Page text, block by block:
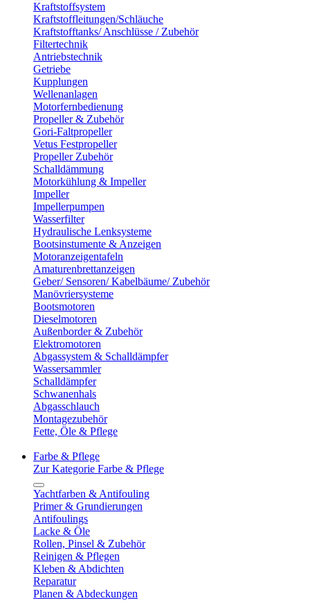
Kraftstoffsystem
Kraftstoffleitungen/Schläuche
Kraftstofftanks/ Anschlüsse / Zubehör
Filtertechnik
Antriebstechnik
Getriebe
Kupplungen
Wellenanlagen
Motorfernbedienung
Propeller & Zubehör
Gori-Faltpropeller
Vetus Festpropeller
Propeller Zubehör
Schalldämmung
Motorkühlung & Impeller
Impeller
Impellerpumpen
Wasserfilter
Hydraulische Lenksysteme
Bootsinstumente & Anzeigen
Motoranzeigentafeln
Amaturenbrettanzeigen
Geber/ Sensoren/ Kabelbäume/ Zubehör
Manövriersysteme
Bootsmotoren
Dieselmotoren
Außenborder & Zubehör
Elektromotoren
Abgassystem & Schalldämpfer
Wassersammler
Schalldämpfer
Schwanenhals
Abgasschlauch
Montagezubehör
Fette, Öle & Pflege
Farbe & Pflege
Zur Kategorie Farbe & Pflege
Yachtfarben & Antifouling
Primer & Grundierungen
Antifoulings
Lacke & Öle
Rollen, Pinsel & Zubehör
Reinigen & Pflegen
Kleben & Abdichten
Reparatur
Planen & Abdeckungen